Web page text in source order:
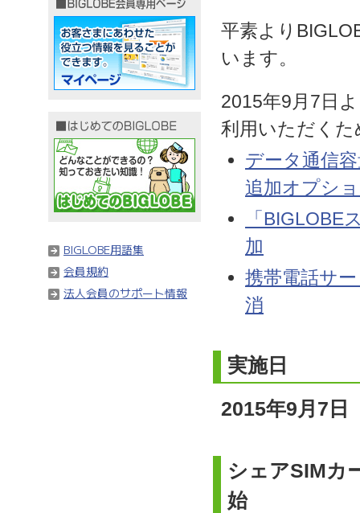
平素より
います。
2015年9月7日
利用いただく
データ通信
追加オプシ
「BIGLOBE
加
携帯電話サ
消
実施日
2015年9月7日
シェアSIMカ
始
BIGLOBE用語集
会員規約
法人会員のサポート情報